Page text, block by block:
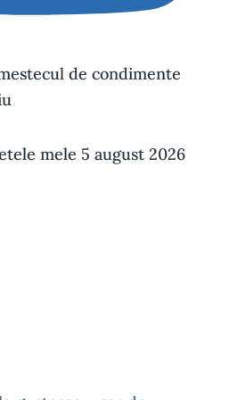
de condimente
mele 5 august 2026